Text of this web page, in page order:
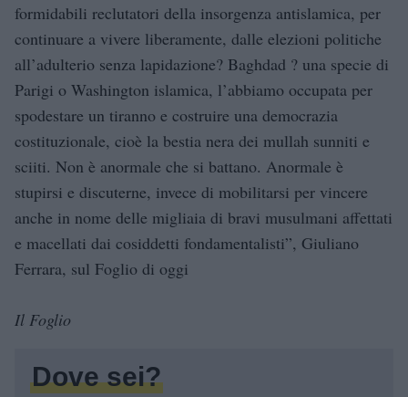
formidabili reclutatori della insorgenza antislamica, per
continuare a vivere liberamente, dalle elezioni politiche
all’adulterio senza lapidazione? Baghdad ? una specie di
Parigi o Washington islamica, l’abbiamo occupata per
spodestare un tiranno e costruire una democrazia
costituzionale, cioè la bestia nera dei mullah sunniti e
sciiti. Non è anormale che si battano. Anormale è
stupirsi e discuterne, invece di mobilitarsi per vincere
anche in nome delle migliaia di bravi musulmani affettati
e macellati dai cosiddetti fondamentalisti”, Giuliano
Ferrara, sul Foglio di oggi
Il Foglio
Dove sei?